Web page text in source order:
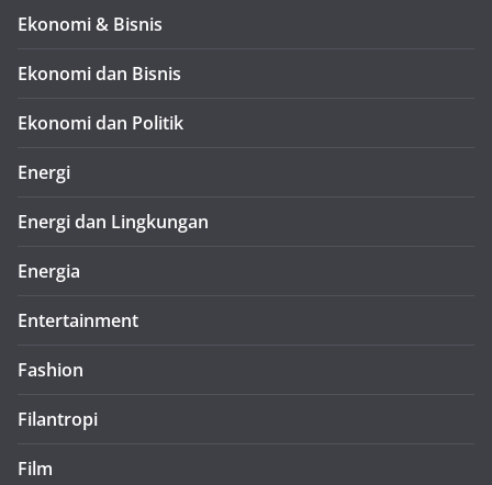
Ekonomi & Bisnis
Ekonomi dan Bisnis
Ekonomi dan Politik
Energi
Energi dan Lingkungan
Energia
Entertainment
Fashion
Filantropi
Film